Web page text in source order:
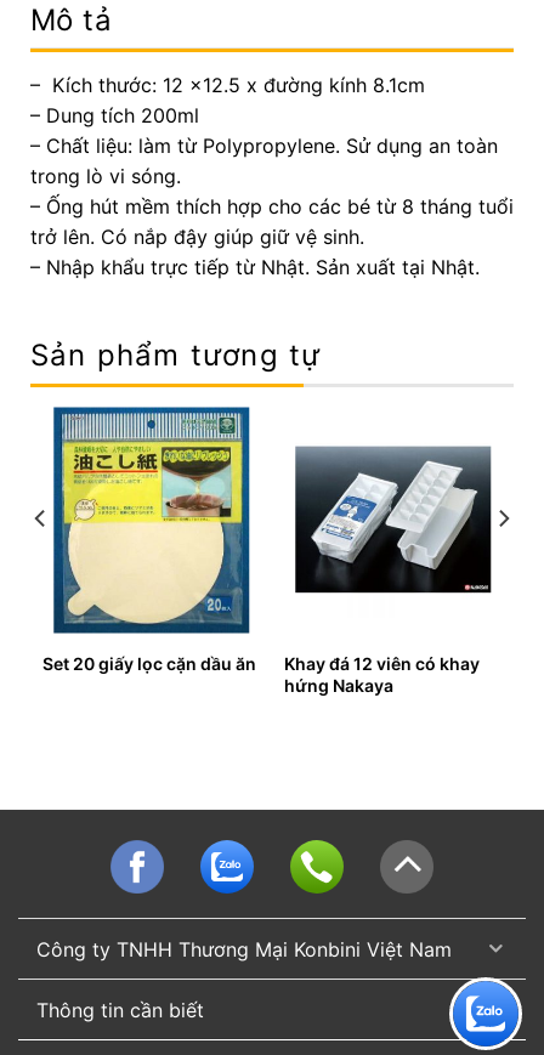
Mô tả
– Kích thước: 12 x12.5 x đường kính 8.1cm
– Dung tích 200ml
– Chất liệu: làm từ Polypropylene. Sử dụng an toàn
trong lò vi sóng.
– Ống hút mềm thích hợp cho các bé từ 8 tháng tuổi
trở lên. Có nắp đậy giúp giữ vệ sinh.
– Nhập khẩu trực tiếp từ Nhật. Sản xuất tại Nhật.
Sản phẩm tương tự
Set 20 giấy lọc cặn dầu ăn
Khay đá 12 viên có khay
hứng Nakaya
Công ty TNHH Thương Mại Konbini Việt Nam
Thông tin cần biết